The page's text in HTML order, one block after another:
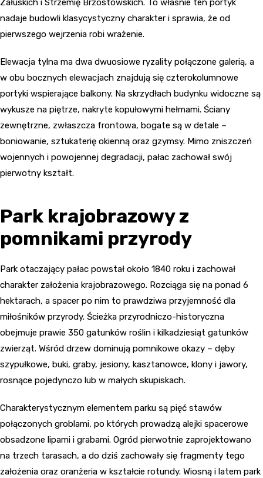
Załuskich i Strzemię Brzostowskich. To właśnie ten portyk
nadaje budowli klasycystyczny charakter i sprawia, że od
pierwszego wejrzenia robi wrażenie.
Elewacja tylna ma dwa dwuosiowe ryzality połączone galerią, a
w obu bocznych elewacjach znajdują się czterokolumnowe
portyki wspierające balkony. Na skrzydłach budynku widoczne są
wykusze na piętrze, nakryte kopułowymi hełmami. Ściany
zewnętrzne, zwłaszcza frontowa, bogate są w detale –
boniowanie, sztukaterię okienną oraz gzymsy. Mimo zniszczeń
wojennych i powojennej degradacji, pałac zachował swój
pierwotny kształt.
Park krajobrazowy z
pomnikami przyrody
Park otaczający pałac powstał około 1840 roku i zachował
charakter założenia krajobrazowego. Rozciąga się na ponad 6
hektarach, a spacer po nim to prawdziwa przyjemność dla
miłośników przyrody. Ścieżka przyrodniczo-historyczna
obejmuje prawie 350 gatunków roślin i kilkadziesiąt gatunków
zwierząt. Wśród drzew dominują pomnikowe okazy – dęby
szypułkowe, buki, graby, jesiony, kasztanowce, klony i jawory,
rosnące pojedynczo lub w małych skupiskach.
Charakterystycznym elementem parku są pięć stawów
połączonych groblami, po których prowadzą alejki spacerowe
obsadzone lipami i grabami. Ogród pierwotnie zaprojektowano
na trzech tarasach, a do dziś zachowały się fragmenty tego
założenia oraz oranżeria w kształcie rotundy. Wiosną i latem park